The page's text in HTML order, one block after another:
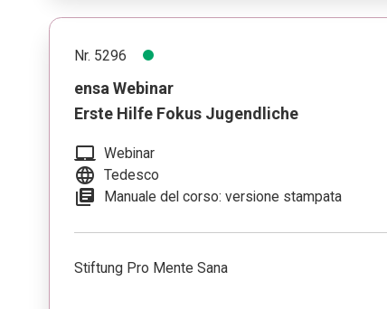
Nr. 5296
ensa Webinar
Erste Hilfe Fokus Jugendliche
laptop_mac Webinar
language Tedesco
library_books Manuale del corso: versione stampata
Stiftung Pro Mente Sana